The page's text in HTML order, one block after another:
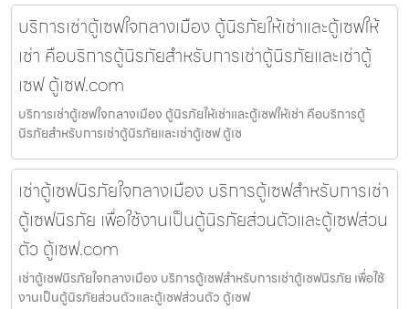
บริการเช่าตู้เซฟใจกลางเมือง ตู้นิรภัยให้เช่าและตู้เซฟให้
เช่า คือบริการตู้นิรภัยสำหรับการเช่าตู้นิรภัยและเช่าตู้
เซฟ ตู้เซฟ.com
บริการเช่าตู้เซฟใจกลางเมือง ตู้นิรภัยให้เช่าและตู้เซฟให้เช่า คือบริการตู้
นิรภัยสำหรับการเช่าตู้นิรภัยและเช่าตู้เซฟ ตู้เซ
เช่าตู้เซฟนิรภัยใจกลางเมือง บริการตู้เซฟสำหรับการเช่า
ตู้เซฟนิรภัย เพื่อใช้งานเป็นตู้นิรภัยส่วนตัวและตู้เซฟส่วน
ตัว ตู้เซฟ.com
เช่าตู้เซฟนิรภัยใจกลางเมือง บริการตู้เซฟสำหรับการเช่าตู้เซฟนิรภัย เพื่อใช้
งานเป็นตู้นิรภัยส่วนตัวและตู้เซฟส่วนตัว ตู้เซฟ